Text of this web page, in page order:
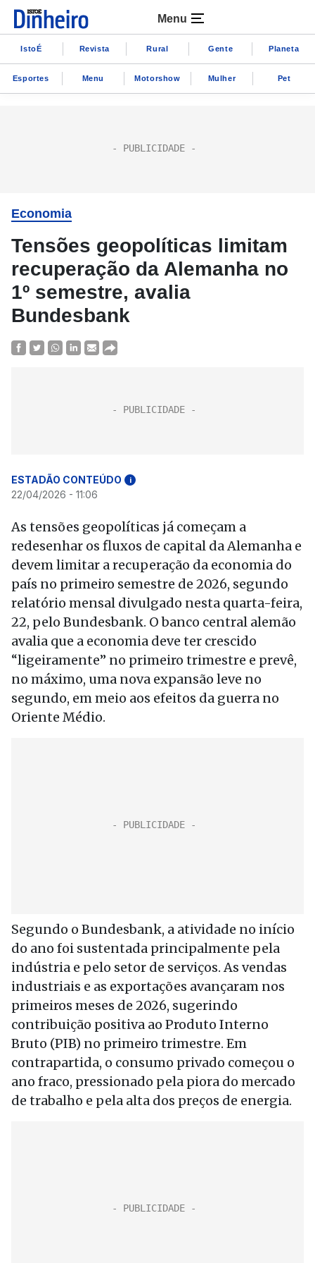
Menu
IstoÉ Revista Rural Gente Planeta
Esportes Menu Motorshow Mulher Pet
Economia
Tensões geopolíticas limitam
recuperação da Alemanha no
1º semestre, avalia
Bundesbank
ESTADÃO CONTEÚDO i
22/04/2026 - 11:06
As tensões geopolíticas já começam a
redesenhar os fluxos de capital da Alemanha e
devem limitar a recuperação da economia do
país no primeiro semestre de 2026, segundo
relatório mensal divulgado nesta quarta-feira,
22, pelo Bundesbank. O banco central alemão
avalia que a economia deve ter crescido
“ligeiramente” no primeiro trimestre e prevê,
no máximo, uma nova expansão leve no
segundo, em meio aos efeitos da guerra no
Oriente Médio.
Segundo o Bundesbank, a atividade no início
do ano foi sustentada principalmente pela
indústria e pelo setor de serviços. As vendas
industriais e as exportações avançaram nos
primeiros meses de 2026, sugerindo
contribuição positiva ao Produto Interno
Bruto (PIB) no primeiro trimestre. Em
contrapartida, o consumo privado começou o
ano fraco, pressionado pela piora do mercado
de trabalho e pela alta dos preços de energia.